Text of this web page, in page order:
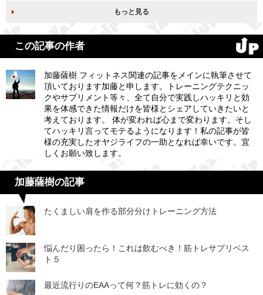
もっと見る
この記事の作者
加藤薩樹 フィットネス関連の記事をメインに執筆させて
頂いております加藤と申します。トレーニングテクニッ
クやサプリメント等々、全て自分で実践しハッキリと効
果を体感できた情報だけを皆様とシェアしていきたいと
考えております。 体が変われば心まで変わります。そし
てハッキリ言ってモテるようになります！私の記事が皆
様の充実したオヤジライフの一助となれば幸いです。宜
しくお願い致します。
加藤薩樹の記事
たくましい肩を作る部分分けトレーニング方法
悩んだり困ったら！これは飲むべき！筋トレサプリベス
ト５
最近流行りのEAAって何？筋トレに効くの？